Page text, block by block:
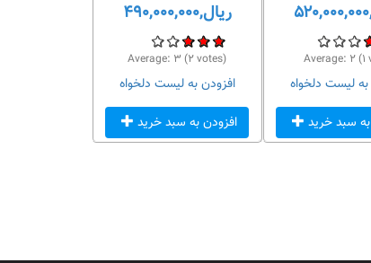
ریال,۴۹۰,۰۰۰,۰۰۰
Average: ۳ (۲votes)
افزودن به لیست دلخواه
افزودن به سبد خرید
Average: ۲(۱
لیست دلخواه
سبد خرید